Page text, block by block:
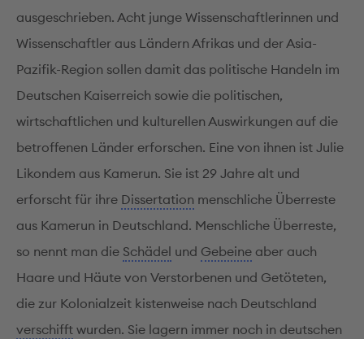
ausgeschrieben. Acht junge Wissenschaftlerinnen und
Wissenschaftler aus Ländern Afrikas und der Asia-
Pazifik-Region sollen damit das politische Handeln im
Deutschen Kaiserreich sowie die politischen,
wirtschaftlichen und kulturellen Auswirkungen auf die
betroffenen Länder erforschen. Eine von ihnen ist Julie
Likondem aus Kamerun. Sie ist 29 Jahre alt und
erforscht für ihre Dissertation menschliche Überreste
aus Kamerun in Deutschland. Menschliche Überreste,
so nennt man die Schädel und Gebeine aber auch
Haare und Häute von Verstorbenen und Getöteten,
die zur Kolonialzeit kistenweise nach Deutschland
verschifft wurden. Sie lagern immer noch in deutschen